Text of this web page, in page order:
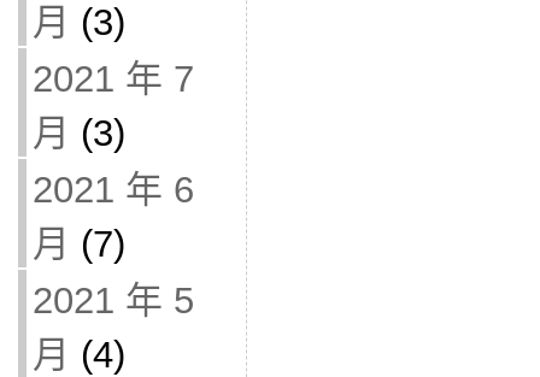
月 (3)
2021 年 7
月 (3)
2021 年 6
月 (7)
2021 年 5
月 (4)